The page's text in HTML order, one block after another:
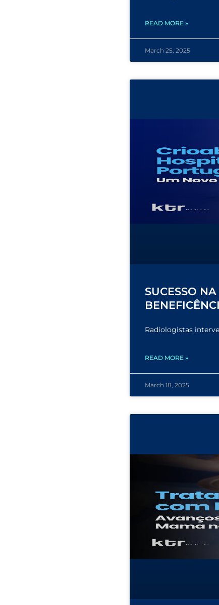
READ MORE »
March 25, 2025
SUCESSO
Radiologistas
READ MORE »
March 18, 2025